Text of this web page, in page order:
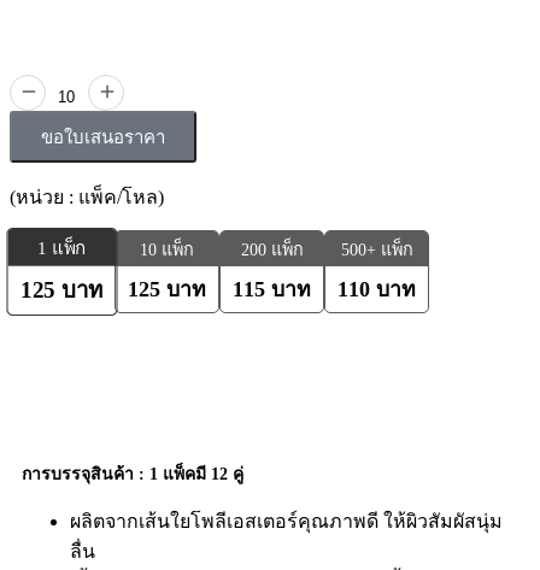
ขอใบเสนอราคา
(หน่วย : แพ็ค/โหล)
1 แพ็ก
125 บาท
10 แพ็ก
125 บาท
200 แพ็ก
115 บาท
500+ แพ็ก
110 บาท
การบรรจุสินค้า : 1 แพ็คมี 12 คู่
ผลิตจากเส้นใยโพลีเอสเตอร์คุณภาพดี ให้ผิวสัมผัสนุ่ม
ลื่น